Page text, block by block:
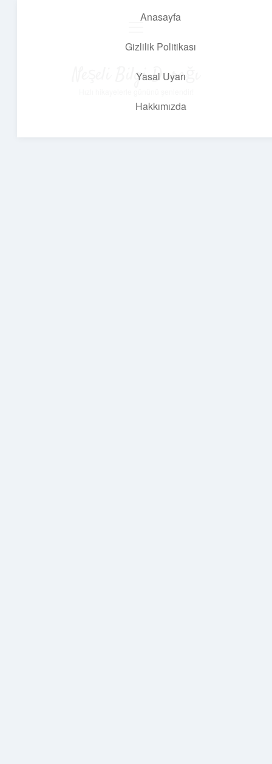
Anasayfa
Gizlilik Politikası
Yasal Uyarı
Hakkımızda
Neşeli Bilgi Durağı